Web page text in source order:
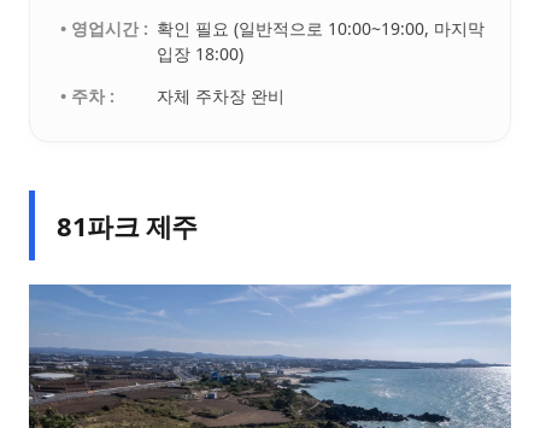
• 영업시간 : 확인 필요 (일반적으로 10:00~19:00, 마지막
입장 18:00)
• 주차 :
자체 주차장 완비
81파크 제주